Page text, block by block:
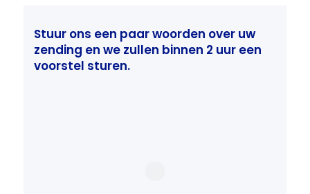
Stuur ons een paar woorden over uw
zending en we zullen binnen 2 uur een
voorstel sturen.